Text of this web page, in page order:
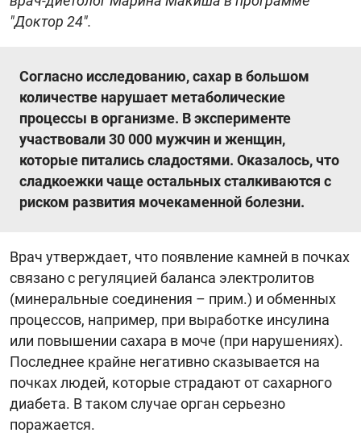
"Доктор 24".
Согласно исследованию, сахар в большом
количестве нарушает метаболические
процессы в организме. В эксперименте
участвовали 30 000 мужчин и женщин,
которые питались сладостями. Оказалось, что
сладкоежки чаще остальных сталкиваются с
риском развития мочекаменной болезни.
Врач утверждает, что появление камней в почках
связано с регуляцией баланса электролитов
(минеральные соединения – прим.) и обменных
процессов, например, при выработке инсулина
или повышении сахара в моче (при нарушениях).
Последнее крайне негативно сказывается на
почках людей, которые страдают от сахарного
диабета. В таком случае орган серьезно
поражается.